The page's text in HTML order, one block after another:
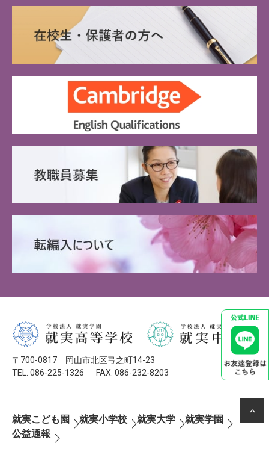
〒700-0817 岡山市北区弓之町14-23
TEL. 086-225-1326
FAX. 086-232-8203
就実こども園 就実小学校 就実大学
就実学園
公益通報